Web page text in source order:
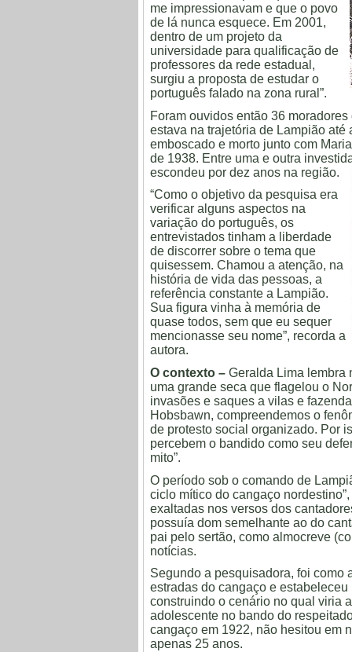
me impressionavam e que o povo
de lá nunca esquece. Em 2001,
dentro de um projeto da
universidade para qualificação de
professores da rede estadual,
surgiu a proposta de estudar o
português falado na zona rural”.
Foram ouvidos então 36
estava na trajetória de Lampião
emboscado e morto junto com
de 1938. Entre uma e outra
escondeu por dez anos na região.
“Como o objetivo da pesquisa era
verificar alguns aspectos na
variação do português, os
entrevistados tinham a liberdade
de discorrer sobre o tema que
quisessem. Chamou a atenção, na
história de vida das pessoas, a
referência constante a Lampião.
Sua figura vinha à memória de
quase todos, sem que eu sequer
mencionasse seu nome”, recorda a
autora.
O contexto – Geralda Lima lembra
uma grande seca que flagelou o
invasões e saques a vilas e
Hobsbawn, compreendemos o
de protesto social organizado. Por
percebem o bandido como seu
mito”.
O período sob o comando de
ciclo mítico do cangaço
exaltadas nos versos dos
possuía dom semelhante ao do
pai pelo sertão, como almocreve
notícias.
Segundo a pesquisadora, foi como
estradas do cangaço e
construindo o cenário no qual viria
adolescente no bando do
cangaço em 1922, não hesitou em
apenas 25 anos.